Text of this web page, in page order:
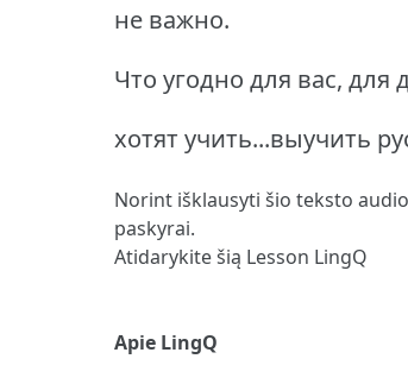
не важно.
Что угодно для вас, для
хотят учить...выучить
Norint išklausyti šio teksto
paskyrai.
Atidarykite šią Lesson LingQ
Apie LingQ